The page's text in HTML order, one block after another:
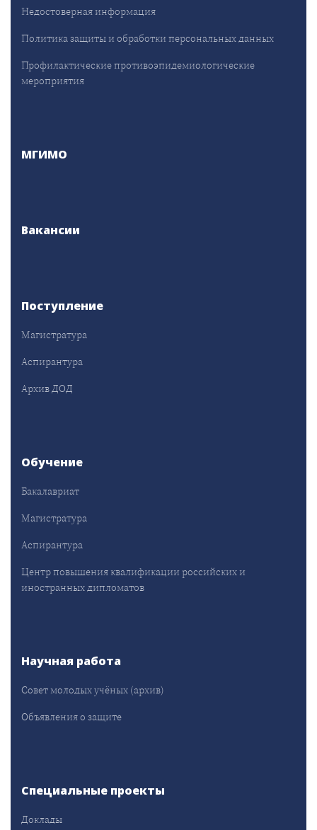
Недостоверная информация
Политика защиты и обработки персональных данных
Профилактические противоэпидемиологические
мероприятия
МГИМО
Вакансии
Поступление
Магистратура
Аспирантура
Архив ДОД
Обучение
Бакалавриат
Магистратура
Аспирантура
Центр повышения квалификации российских и
иностранных дипломатов
Научная работа
Совет молодых учёных (архив)
Объявления о защите
Специальные проекты
Доклады